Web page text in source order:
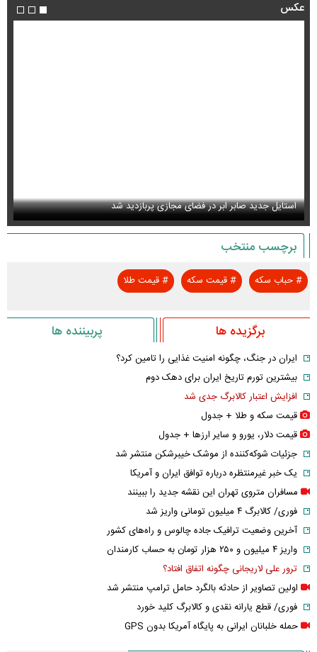
عکس
استایل جدید صابر ابر در فضای مجازی پربازدید شد
برچسب منتخب
#حباب سکه #قیمت سکه #قیمت طلا
برگزیده ها پربیننده ها
ایران در جنگ، چگونه امنیت غذایی را تامین کرد؟
بیشترین تورم تاریخ ایران برای دهک دوم
افزایش اعتبار کالابرگ جدی شد
قیمت سکه و طلا + جدول
قیمت دلار، یورو و سایر ارز‌ها + جدول
جزئیات شوکه‌کننده از موشک خیبرشکن منتشر شد
یک خبر غیرمنتظره درباره توافق ایران و آمریکا
مسافران متروی تهران این نقشه جدید را ببینند
فوری/ کالابرگ ۴ میلیون تومانی واریز شد
آخرین وضعیت ترافیک جاده چالوس و راه‌های کشور
واریز ۴ میلیون و ۲۵۰ هزار تومان به حساب کارمندان
ترور علی لاریجانی چگونه اتفاق افتاد؟
اولین تصاویر از حادثه بالگرد حامل ترامپ منتشر شد
فوری/ قطع یارانه نقدی و کالابرگ کلید خورد
حمله خلبانان ایرانی به پایگاه آمریکا بدون GPS